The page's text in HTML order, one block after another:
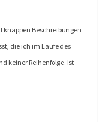
knappen Beschreibungen
die ich im Laufe des
keiner Reihenfolge. Ist